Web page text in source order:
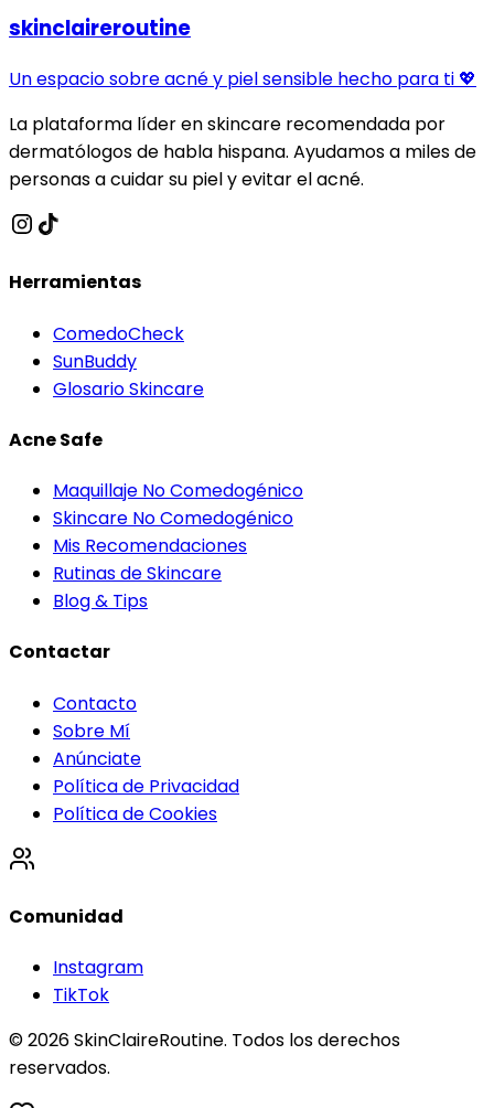
skinclaireroutine
Un espacio sobre acné y piel sensible hecho para ti 💖
La plataforma líder en skincare recomendada por
dermatólogos de habla hispana. Ayudamos a miles de
personas a cuidar su piel y evitar el acné.
Herramientas
ComedoCheck
SunBuddy
Glosario Skincare
Acne Safe
Maquillaje No Comedogénico
Skincare No Comedogénico
Mis Recomendaciones
Rutinas de Skincare
Blog & Tips
Contactar
Contacto
Sobre Mí
Anúnciate
Política de Privacidad
Política de Cookies
Comunidad
Instagram
TikTok
©2026SkinClaireRoutine. Todos los derechos
reservados.